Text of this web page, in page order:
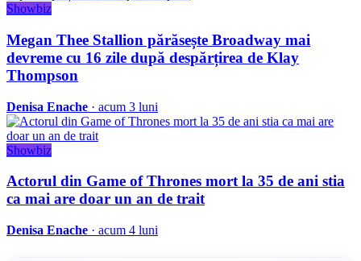
Showbiz
Megan Thee Stallion părăsește Broadway mai
devreme cu 16 zile după despărțirea de Klay
Thompson
Denisa Enache · acum 3 luni
Showbiz
Actorul din Game of Thrones mort la 35 de ani stia
ca mai are doar un an de trait
Denisa Enache · acum 4 luni